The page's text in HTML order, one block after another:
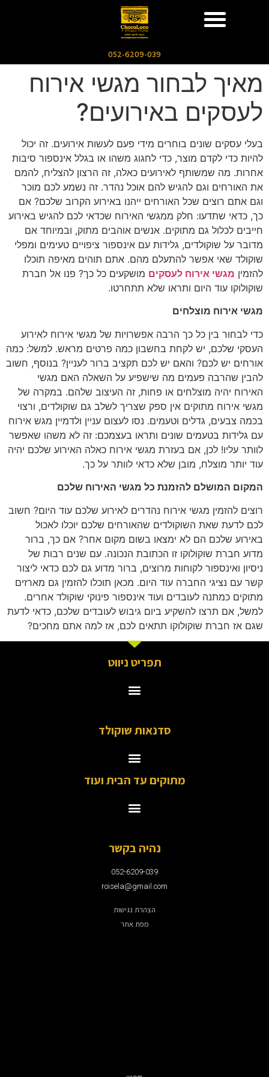
052-6209-039
מאיך לבחור מגשי אירוח
לעסקים באירועים?
בעלי עסקים שונים בוחרים מידי פעם לעשות אירועים. זה יכול
להיות כדי לקדם מוצר, כדי לחגוג משהו או בגלל אינספור סיבות
אחרות. מה שמשותף לאירועים כאלה, זה הרצון להצליח, להמם
את האורחים וגם להגיש להם אוכל נהדר. זה נשמע לכם מוכר
וגם אתם רוצים שכל האורחים ייהנו באירוע הקרוב שלכם? אם
כך, כדאי שתדעו: חלק ממגשי האירוח שכדאי לכם להגיש באירוע
חייבים לכלול גם מתוקים. אנשים אוהבים מתוק, ובמיוחד אם
מדובר על שוקולדים, גלידות עם אינספור ציפויים טעימים ומפלי
שוקולד שאי אפשר להתעלם מהם. אתם תוהים מאיפה תוכלו
להזמין מגשי אירוח לעסקים מושקעים כל כך? פנו אל חברת
שוקולוקו עוד היום ותראו שלא תתחרטו.
מגשי אירוח מוצלחים
כדי לבחור בין כל כך הרבה אפשרויות של מגשי אירוח לאירוע
העסקי שלכם, יש לקחת בחשבון כמה פרטים מראש. למשל: כמה
אורחים יש לכם? והאם יש לכם תקציב ברור לעניין? בנוסף, חשוב
להבין שהרבה פעמים מה שישפיע על השאלה האם מגשי
האירוח יהיה מוצלחים או פחות, זה העיצוב שלהם. במקרה של
מגשי אירוח מתוקים אין ספק שצריך לשלב גם שוקולדים, ורצוי
בכמה צבעים, גדלים וטעמים. נסו לעצום עניין ולדמיין מגש אירוח
עם גלידות בטעמים שונים ותראו בעצמכם: זה לא משהו שאפשר
לוותר עליו! לכן, אם בעזרת מגשי אירוח כאלה האירוע שלכם יהיה
עוד יותר מוצלח, מובן שלא כדאי לוותר על כך.
המקום המושלם להזמנת כל מגשי האירוח שלכם
רוצים להזמין מגשי אירוח נהדרים לאירוע שלכם עוד היום? חשוב
לכם לדעת שאת השוקולדים שהאורחים שלכם יוכלו לאכול
באירוע שלכם הם לא ימצאו בשום מקום אחר? אם כך, ברור
מדוע חברת שוקולוקו זו הכתובת הנכונה. עם שנים רבות של
ניסיון ואינספור לקוחות מרוצים, ברור מדוע גם לכם כדאי ליצור
קשר עם נציגי החברה עוד היום. מכאן תוכלו להזמין גם מארזים
מתוקים כמתנה לעובדים ועוד אינספור פינוקי שוקולד אחרים.
למשל, אם תרצו להשקיע ביום גיבוש לעובדים שלכם, כדאי לדעת
שגם אז חברת שוקולוקו תתאים לכם, אז למה אתם מחכים?
תפריט ניווט
סדנאות שוקולד
מתוקים עד הבית ועוד
נהיה בקשר
052-6209-039
roisela@gmail.com
הצהרת נגישות
מפת אתר